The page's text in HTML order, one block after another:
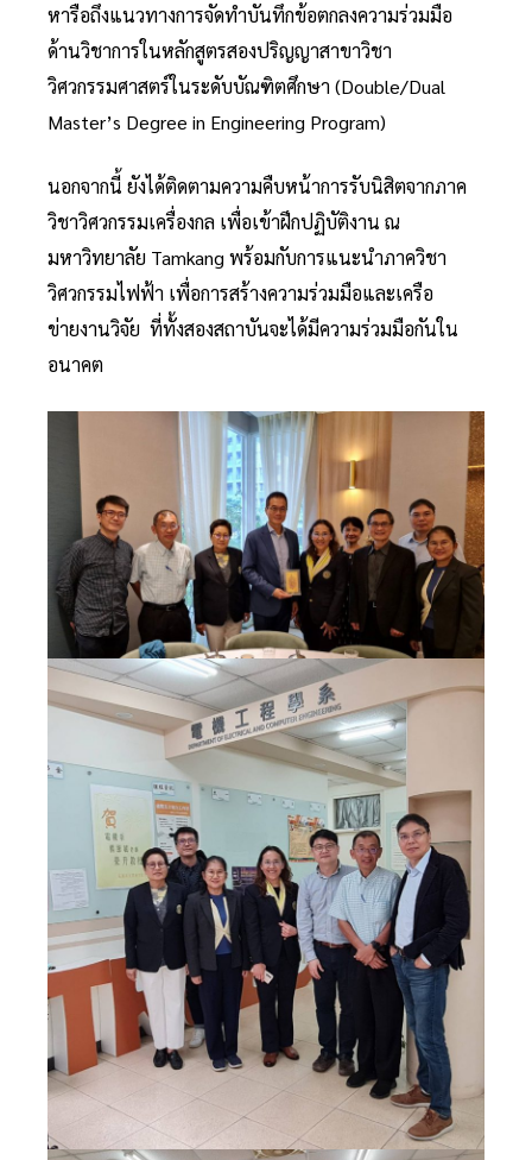
หารือถึงแนวทางการจัดทำบันทึกข้อตกลงความร่วมมือ
ด้านวิชาการในหลักสูตรสองปริญญาสาขาวิชา
วิศวกรรมศาสตร์ในระดับบัณฑิตศึกษา (Double/Dual
Master’s Degree in Engineering Program)
นอกจากนี้ ยังได้ติดตามความคืบหน้าการรับนิสิตจากภาค
วิชาวิศวกรรมเครื่องกล เพื่อเข้าฝึกปฏิบัติงาน ณ
มหาวิทยาลัย Tamkang พร้อมกับการแนะนำภาควิชา
วิศวกรรมไฟฟ้า เพื่อการสร้างความร่วมมือและเครือ
ข่ายงานวิจัย ที่ทั้งสองสถาบันจะได้มีความร่วมมือกันใน
อนาคต